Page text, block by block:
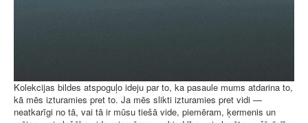
Kolekcijas bildes atspoguļo ideju par to, ka pasaule mums atdarina to,
kā mēs izturamies pret to. Ja mēs slikti izturamies pret vidi —
neatkarīgi no tā, vai tā ir mūsu tiešā vide, piemēram, ķermenis un